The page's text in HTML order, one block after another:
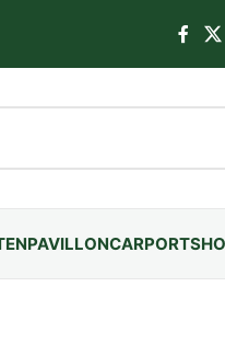
CARPORTS